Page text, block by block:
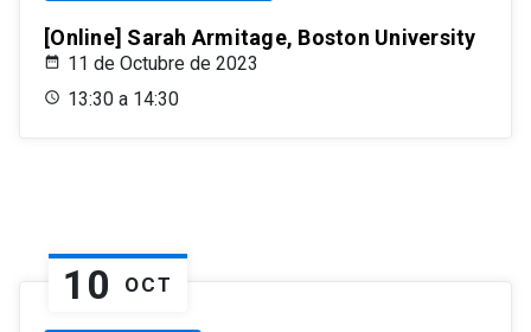
[Online] Sarah Armitage, Boston University
11 de Octubre de 2023
13:30 a 14:30
10 OCT